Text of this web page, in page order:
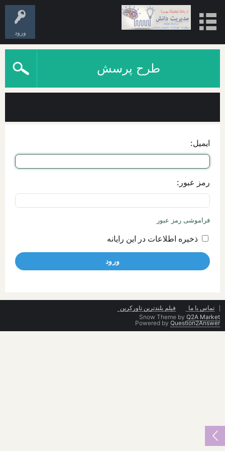
ورود
طرح پرسش
ایمیل:
رمز عبور:
فراموشی رمز عبور
ذخیره اطلاعات در این رایانه
تماس با ما
فیلم بلندترین تاورکرین
Snow Theme by Q2A Market
Powered by Question2Answer